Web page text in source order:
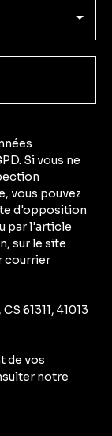
Si vous ne
vous pouvez
d'opposition
par l'article
sur le site
courrier
61311, 41013
de vos
notre